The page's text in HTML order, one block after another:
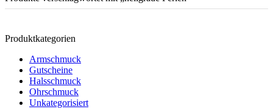
Produktkategorien
Armschmuck
Gutscheine
Halsschmuck
Ohrschmuck
Unkategorisiert